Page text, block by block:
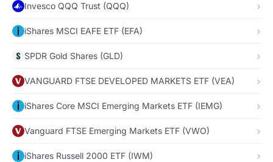
Invesco QQQ Trust (QQQ)
iShares MSCI EAFE ETF (EFA)
SPDR Gold Shares (GLD)
VANGUARD FTSE DEVELOPED MARKETS ETF (VEA)
iShares Core MSCI Emerging Markets ETF (IEMG)
Vanguard FTSE Emerging Markets ETF (VWO)
iShares Russell 2000 ETF (IWM)